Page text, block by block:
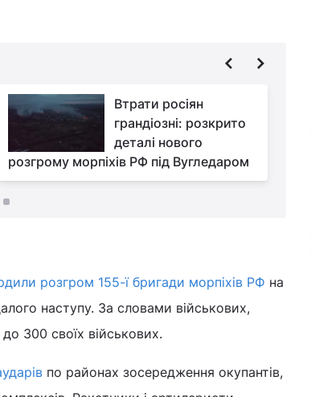
Втрати росіян
грандіозні: розкрито
деталі нового
розгрому морпіхів РФ під Вугледаром
розгром 155-ї бригади морпіхів РФ на
наступу. За словами військових,
300 своїх військових.
по районах зосередження окупантів,